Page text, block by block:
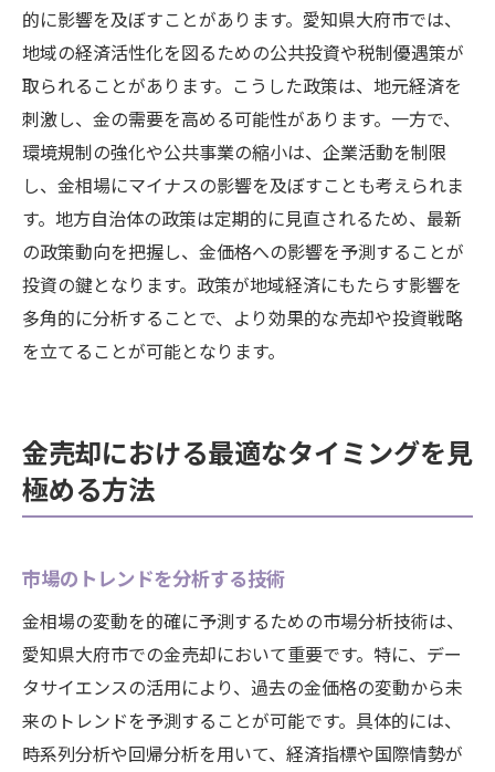
的に影響を及ぼすことがあります。愛知県大府市では、
地域の経済活性化を図るための公共投資や税制優遇策が
取られることがあります。こうした政策は、地元経済を
刺激し、金の需要を高める可能性があります。一方で、
環境規制の強化や公共事業の縮小は、企業活動を制限
し、金相場にマイナスの影響を及ぼすことも考えられま
す。地方自治体の政策は定期的に見直されるため、最新
の政策動向を把握し、金価格への影響を予測することが
投資の鍵となります。政策が地域経済にもたらす影響を
多角的に分析することで、より効果的な売却や投資戦略
を立てることが可能となります。
金売却における最適なタイミングを見
極める方法
市場のトレンドを分析する技術
金相場の変動を的確に予測するための市場分析技術は、
愛知県大府市での金売却において重要です。特に、デー
タサイエンスの活用により、過去の金価格の変動から未
来のトレンドを予測することが可能です。具体的には、
時系列分析や回帰分析を用いて、経済指標や国際情勢が